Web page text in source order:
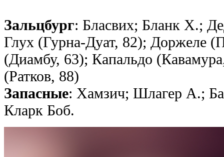
Зальцбург: Бласвих; Бланк Х.;
Глух (Гурна-Дуат, 82); Доржеле
(Диамбу, 63); Капальдо
(Ратков, 88)
Запасные: Хамзич; Шлагер А.;
Кларк Боб.